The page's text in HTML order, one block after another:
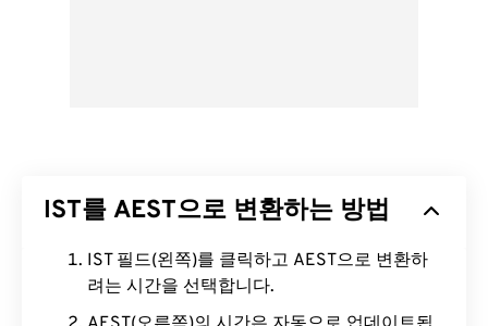
IST를 AEST으로 변환하는 방법
IST 필드(왼쪽)를 클릭하고 AEST으로 변환하
려는 시간을 선택합니다.